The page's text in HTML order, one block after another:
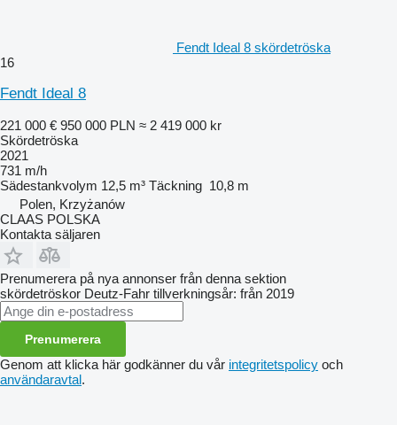
Fendt Ideal 8 skördetröska
16
Fendt Ideal 8
221 000 € 950 000 PLN ≈ 2 419 000 kr
Skördetröska
2021
731 m/h
Sädestankvolym 12,5 m³ Täckning 10,8 m
Polen, Krzyżanów
CLAAS POLSKA
Kontakta säljaren
Prenumerera på nya annonser från denna sektion
skördetröskor Deutz-Fahr tillverkningsår: från 2019
Prenumerera
Genom att klicka här godkänner du vår integritetspolicy och
användaravtal.